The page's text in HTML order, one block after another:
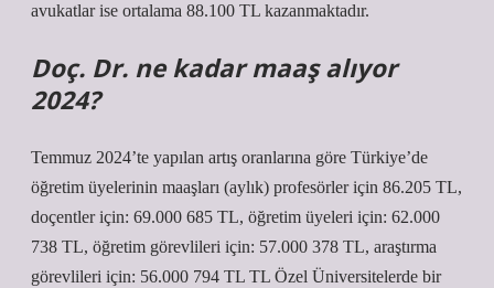
avukatlar ise ortalama 88.100 TL kazanmaktadır.
Doç. Dr. ne kadar maaş alıyor
2024?
Temmuz 2024’te yapılan artış oranlarına göre Türkiye’de
öğretim üyelerinin maaşları (aylık) profesörler için 86.205 TL,
doçentler için: 69.000 685 TL, öğretim üyeleri için: 62.000
738 TL, öğretim görevlileri için: 57.000 378 TL, araştırma
görevlileri için: 56.000 794 TL TL Özel Üniversitelerde bir